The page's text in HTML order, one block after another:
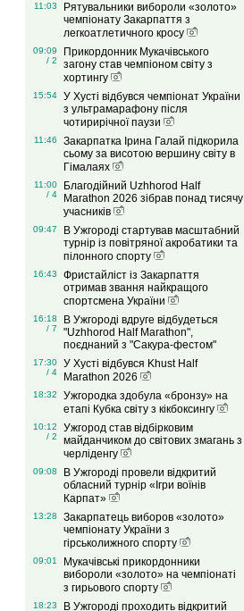
11:03
Рятувальники вибороли «золото»
чемпіонату Закарпаття з
легкоатлетичного кросу
09:09
/ 2
Прикордонник Мукачівського
загону став чемпіоном світу з
хортингу
15:54
У Хусті відбувся чемпіонат України
з ультрамарафону після
чотирирічної паузи
11:46
Закарпатка Ірина Галай підкорила
сьому за висотою вершину світу в
Гімалаях
11:00
/ 4
Благодійний Uzhhorod Half
Marathon 2026 зібрав понад тисячу
учасників
09:47
В Ужгороді стартував масштабний
турнір із повітряної акробатики та
пілонного спорту
16:43
Фристайліст із Закарпаття
отримав звання найкращого
спортсмена України
16:18
/ 7
В Ужгороді вдруге відбудеться
"Uzhhorod Half Marathon",
поєднаний з "Сакура-фестом"
17:30
/ 4
У Хусті відбувся Khust Half
Marathon 2026
18:32
Ужгородка здобула «бронзу» на
етапі Кубка світу з кікбоксингу
10:12
/ 2
Ужгород став відбірковим
майданчиком до світових змагань з
черліденгу
09:08
В Ужгороді провели відкритий
обласний турнір «Ігри воїнів
Карпат»
13:28
Закарпатець виборов «золото»
чемпіонату України з
гірськолижного спорту
09:01
Мукачівські прикордонники
вибороли «золото» на чемпіонаті
з гирьового спорту
18:23
В Ужгороді проходить відкритий